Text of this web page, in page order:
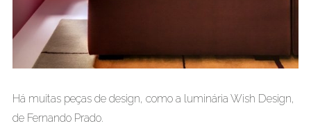
Há muitas peças de design, como a luminária Wish Design,
de Fernando Prado.